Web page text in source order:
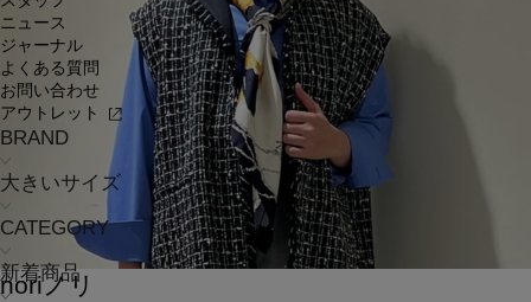
ニュース
ジャーナル
よくある質問
お問い合わせ
アウトレット
BRAND
大きいサイズ
CATEGORY
新着商品
noriノリ